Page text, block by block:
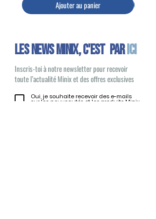
Ajouter au panier
Les news minix, C'EST PARICI
Inscris-toi à notre newsletter pour recevoir
toute l’actualité Minix et des offres exclusives
Oui, je souhaite recevoir des e-mails
sur les nouveautés et les produits Minix